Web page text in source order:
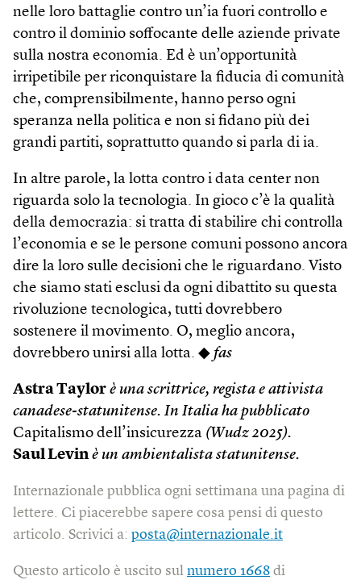
nelle loro battaglie contro un’ia fuori controllo e
contro il dominio soffocante delle aziende private
sulla nostra economia. Ed è un’opportunità
irripetibile per riconquistare la fiducia di comunità
che, comprensibilmente, hanno perso ogni
speranza nella politica e non si fidano più dei
grandi partiti, soprattutto quando si parla di ia.
In altre parole, la lotta contro i data center non
riguarda solo la tecnologia. In gioco c’è la qualità
della democrazia: si tratta di stabilire chi controlla
l’economia e se le persone comuni possono ancora
dire la loro sulle decisioni che le riguardano. Visto
che siamo stati esclusi da ogni dibattito su questa
rivoluzione tecnologica, tutti dovrebbero
sostenere il movimento. O, meglio ancora,
dovrebbero unirsi alla lotta. ◆ fas
Astra Taylor è una scrittrice, regista e attivista
canadese-statunitense. In Italia ha pubblicato
Capitalismo dell’insicurezza (Wudz 2025).
Saul Levin è un ambientalista statunitense.
Internazionale pubblica ogni settimana una pagina di
lettere. Ci piacerebbe sapere cosa pensi di questo
articolo. Scrivici a: posta@internazionale.it
Questo articolo è uscito sul numero 1668 di